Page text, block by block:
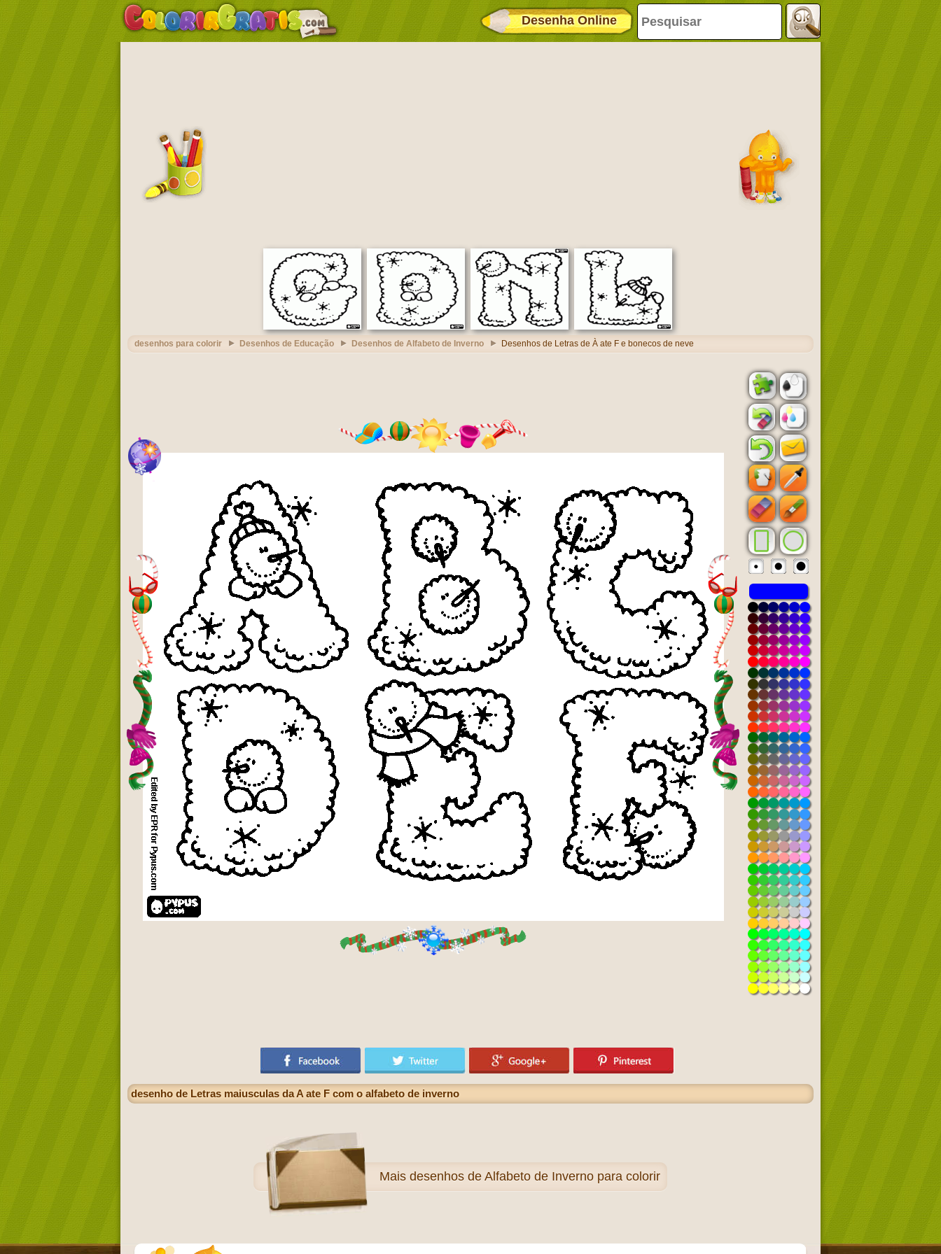
Desenha Online
desenhos para colorir Desenhos de Educação Desenhos de Alfabeto de Inverno Desenhos de Letras de À ate F e bonecos de neve
desenho de Letras maiusculas da A ate F com o alfabeto de inverno
Mais desenhos de Alfabeto de Inverno para colorir